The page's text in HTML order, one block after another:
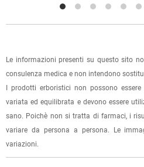
spese di spedizione e sarai
l'ordine sarà pronto per il ritiro.
La spedizione è
oppure dalla fattura se
(selezionando l'apposita
specificando l'indirizzo di
Dalla tua
potrai
dell'ordine e lo stato della
Le informazioni presenti su questo sito
consulenza medica e non intendono
I prodotti erboristici non possono
variata ed equilibrata e devono essere
sano. Poichè non si tratta di farmaci, i
variare da persona a persona. Le
variazioni.